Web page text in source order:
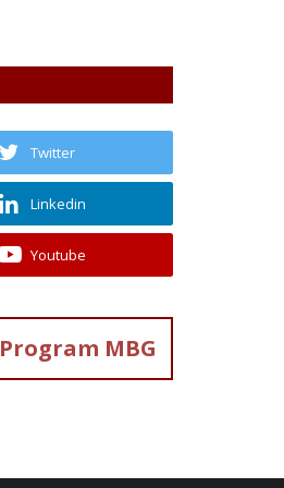
Twitter
Linkedin
Youtube
Program MBG